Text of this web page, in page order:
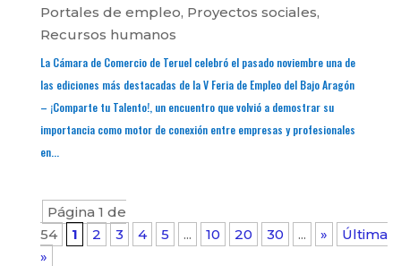
Portales de empleo, Proyectos sociales,
Recursos humanos
La Cámara de Comercio de Teruel celebró el pasado noviembre una de
las ediciones más destacadas de la V Feria de Empleo del Bajo Aragón
– ¡Comparte tu Talento!, un encuentro que volvió a demostrar su
importancia como motor de conexión entre empresas y profesionales
en...
Página 1 de
54
1 2 3 4 5 ... 10 20 30 ... »
Última
»